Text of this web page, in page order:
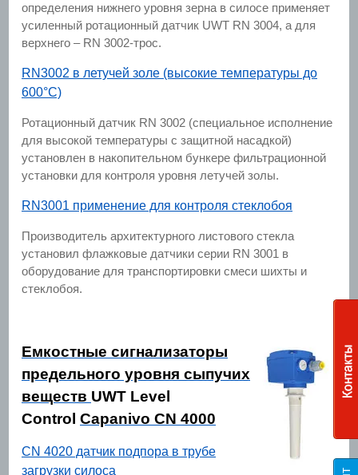
определения нижнего уровня зерна в силосе применяет
усиленный ротационный датчик UWT RN 3004, а для
верхнего – RN 3002-трос.
RN3002 в летучей золе (высокие температуры до
600°C)
Ротационный датчик RN 3002 (специальное исполнение
для высокой температуры с защитной насадкой)
установлен в накопительном бункере фильтрационной
установки для контроля уровня летучей золы.
RN3001 применение для контроля стеклобоя
Производитель архитектурного листового стекла
установил флажковые датчики серии RN 3001 в
оборудование для транспортировки смеси шихты и
стеклобоя.
Емкостные сигнализаторы
предельного уровня сыпучих
веществ UWT Level
Control Capanivo CN 4000
CN 4020 датчик подпора в трубе
загрузки силоса